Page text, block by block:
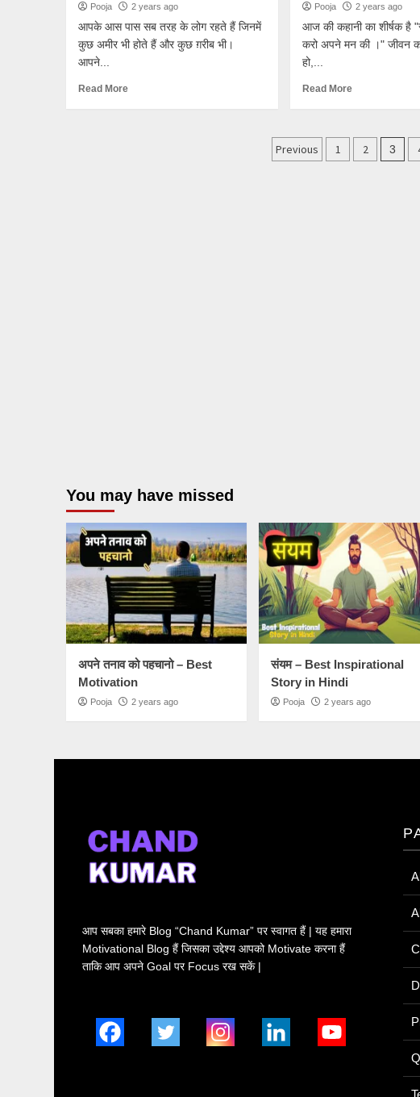
Pooja 2 years ago
आपके आस पास सब तरह के लोग रहते हैं जिनमें
कुछ अमीर भी होते हैं और कुछ ग़रीब भी।
आपने...
Read More
Pooja 2 years ago
आज की कहानी का शीर्षक है
करो अपने मन की ।" जीवन
हो,...
Read More
Posts
Previous 1 2 3
You may have missed
अपने तनाव को पहचानो – Best
Motivation
Pooja 2 years ago
संयम – Best Inspirational
Story in Hindi
Pooja 2 years ago
आप सबका हमारे Blog “Chand Kumar” पर स्वागत हैं | यह हमारा
Motivational Blog हैं जिसका उद्देश्य आपको Motivate करना हैं
ताकि आप अपने Goal पर Focus रख सकें |